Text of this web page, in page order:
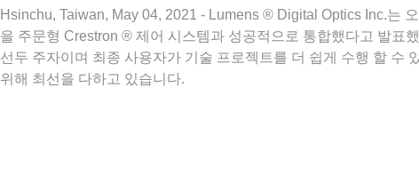
Hsinchu, Taiwan, May 04, 2021 - Lumens ® Digital Optics Inc.는
을 주문형 Crestron ® 제어 시스템과 성공적으로 통합했다고 발표
선두 주자이며 최종 사용자가 기술 프로젝트를 더 쉽게 수행 할 수
위해 최선을 다하고 있습니다.